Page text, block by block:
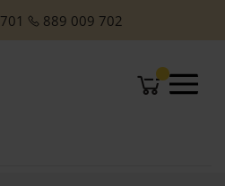
889 009 702